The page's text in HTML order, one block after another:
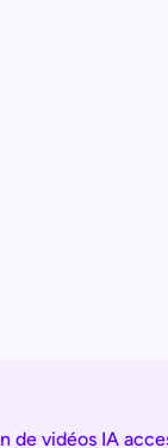
de vidéos IA